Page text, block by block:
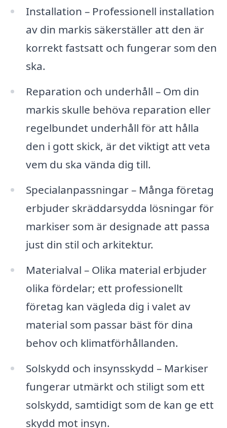
Installation – Professionell installation
av din markis säkerställer att den är
korrekt fastsatt och fungerar som den
ska.
Reparation och underhåll – Om din
markis skulle behöva reparation eller
regelbundet underhåll för att hålla
den i gott skick, är det viktigt att veta
vem du ska vända dig till.
Specialanpassningar – Många företag
erbjuder skräddarsydda lösningar för
markiser som är designade att passa
just din stil och arkitektur.
Materialval – Olika material erbjuder
olika fördelar; ett professionellt
företag kan vägleda dig i valet av
material som passar bäst för dina
behov och klimatförhållanden.
Solskydd och insynsskydd – Markiser
fungerar utmärkt och stiligt som ett
solskydd, samtidigt som de kan ge ett
skydd mot insyn.